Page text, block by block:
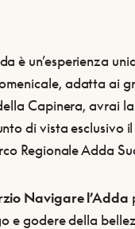
è un’esperienza
adatta ai
Capinera, avrai
di vista esclusivo
Regionale Adda
Navigare l’Adda
e godere della